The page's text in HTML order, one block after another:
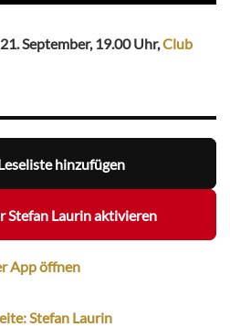
September, 19.00 Uhr,Club
hinzufügen
Stefan Laurin aktivieren
App öffnen
Stefan Laurin